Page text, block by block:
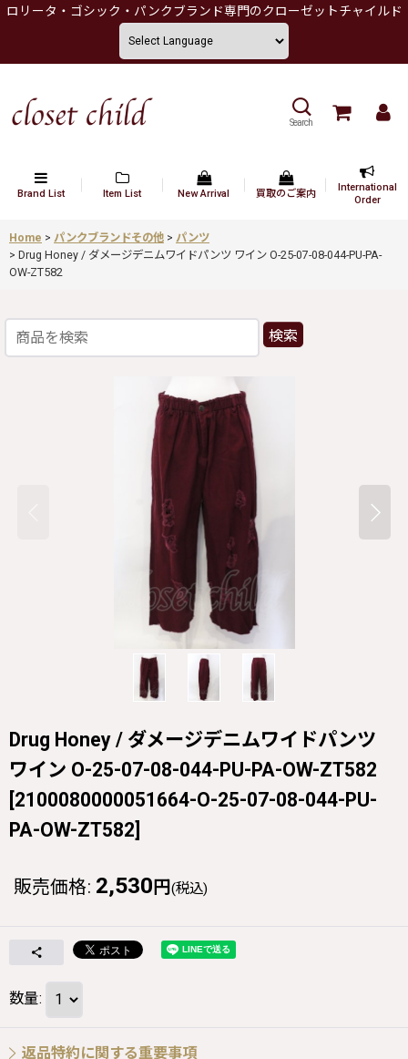
ロリータ・ゴシック・パンクブランド専門のクローゼットチャイルド
Search
Brand List Item List New Arrival 買取のご案内
International
Order
Home > パンクブランドその他 > パンツ
> Drug Honey / ダメージデニムワイドパンツ ワイン O-25-07-08-044-PU-PA-
OW-ZT582
検索
Drug Honey / ダメージデニムワイドパンツ
ワイン O-25-07-08-044-PU-PA-OW-ZT582
[2100080000051664-O-25-07-08-044-PU-
PA-OW-ZT582]
販売価格: 2,530 円 (税込)
数量:
返品特約に関する重要事項